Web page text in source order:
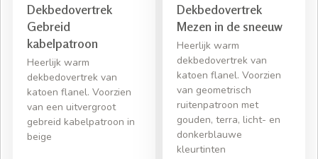
Dekbedovertrek
Gebreid
kabelpatroon
Heerlijk warm
dekbedovertrek van
katoen flanel. Voorzien
van een uitvergroot
gebreid kabelpatroon in
beige
Dekbedovertrek
Mezen in de sneeuw
Heerlijk warm
dekbedovertrek van
katoen flanel. Voorzien
van geometrisch
ruitenpatroon met
gouden, terra, licht- en
donkerblauwe
kleurtinten